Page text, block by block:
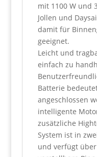
mit 1100 W und
Jollen und
damit für
geeignet.
Leicht und
einfach zu
Batterie
angeschlossen
intelligente
zusätzliche
System ist in
und verfügt